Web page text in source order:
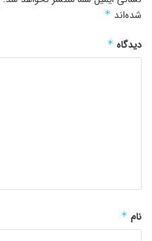
شده‌اند *
دیدگاه *
نام *